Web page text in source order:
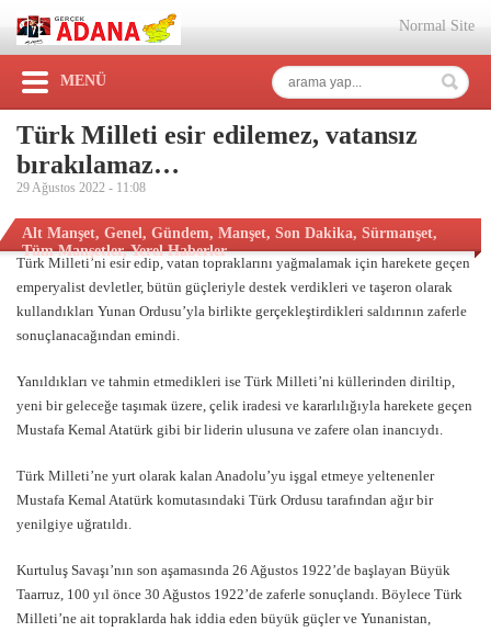
Normal Site
MENÜ
Türk Milleti esir edilemez, vatansız
bırakılamaz…
29 Ağustos 2022 - 11:08
Alt Manşet, Genel, Gündem, Manşet, Son Dakika, Sürmanşet,
Tüm Manşetler,Yerel Haberler
Türk Milleti’ni esir edip, vatan topraklarını yağmalamak için harekete geçen
emperyalist devletler, bütün güçleriyle destek verdikleri ve taşeron olarak
kullandıkları Yunan Ordusu’yla birlikte gerçekleştirdikleri saldırının zaferle
sonuçlanacağından emindi.
Yanıldıkları ve tahmin etmedikleri ise Türk Milleti’ni küllerinden diriltip,
yeni bir geleceğe taşımak üzere, çelik iradesi ve kararlılığıyla harekete geçen
Mustafa Kemal Atatürk gibi bir liderin ulusuna ve zafere olan inancıydı.
Türk Milleti’ne yurt olarak kalan Anadolu’yu işgal etmeye yeltenenler
Mustafa Kemal Atatürk komutasındaki Türk Ordusu tarafından ağır bir
yenilgiye uğratıldı.
Kurtuluş Savaşı’nın son aşamasında 26 Ağustos 1922’de başlayan Büyük
Taarruz, 100 yıl önce 30 Ağustos 1922’de zaferle sonuçlandı. Böylece Türk
Milleti’ne ait topraklarda hak iddia eden büyük güçler ve Yunanistan,